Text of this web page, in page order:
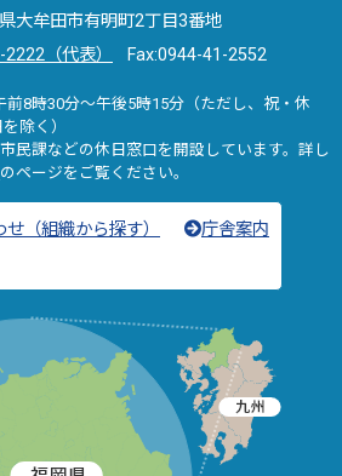
大牟田市有明町2丁目3番地
（代表） Fax:0944-41-2552
前8時30分～午後5時15分（ただし、祝・休
除く）
民課などの休日窓口を開設しています。詳し
のページをご覧ください。
（組織から探す）
庁舎案内